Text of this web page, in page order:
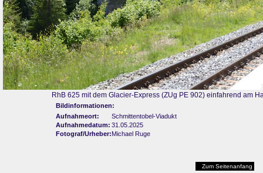
RhB 625 mit dem Glacier-Express (ZUg PE 902) einfahrend am
Bildinformationen:
Aufnahmeort:
Schmittentobel-Viadukt
Aufnahmedatum: 31.05.2025
Fotograf/Urheber:Michael Ruge
Zum Seitenanfang